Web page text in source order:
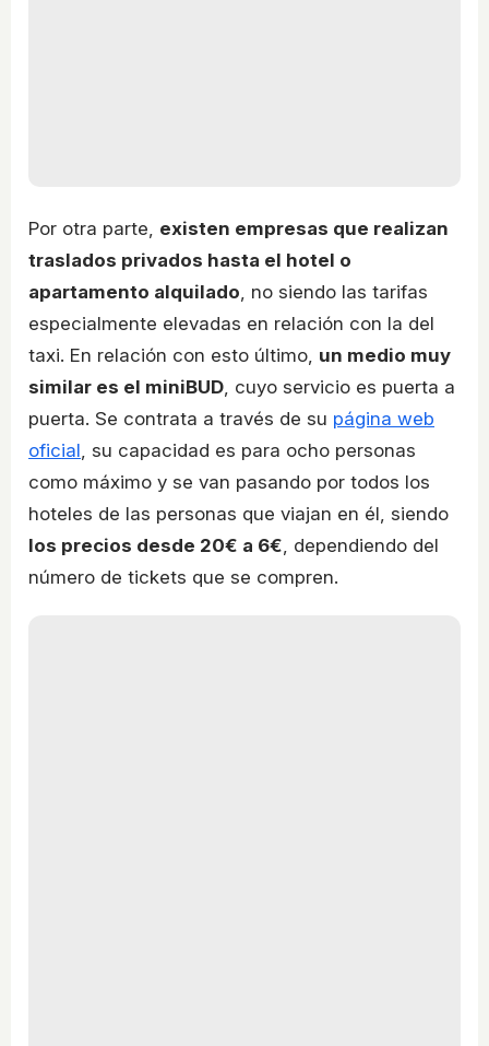
Por otra parte, existen empresas que realizan
traslados privados hasta el hotel o
apartamento alquilado , no siendo las tarifas
especialmente elevadas en relación con la del
taxi. En relación con esto último, un medio muy
similar es el miniBUD , cuyo servicio es puerta a
puerta. Se contrata a través de su página web
oficial , su capacidad es para ocho personas
como máximo y se van pasando por todos los
hoteles de las personas que viajan en él, siendo
los precios desde 20€ a 6€ , dependiendo del
número de tickets que se compren.